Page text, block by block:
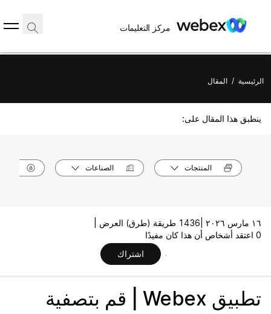
مركز التعليمات
الرئيسية / المقال
ينطبق هذا المقال على:
المنتجات الصناعات
١٦ مارس ٢٠٢٦ |
1436 طريقة (طرق) العرض |
0 اعتقد أشخاص أن هذا كان مفيدًا
اشتراك
تطبيق Webex | قم بتصفية